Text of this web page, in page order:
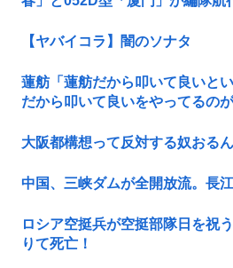
【ヤバイコラ】闇のソナタ
蓮舫「蓮舫だから叩いて良いと
だから叩いて良いをやってるのが
大阪都構想って反対する奴おる
中国、三峡ダムが全開放流。長
ロシア空挺兵が空挺部隊日を祝
りて死亡！